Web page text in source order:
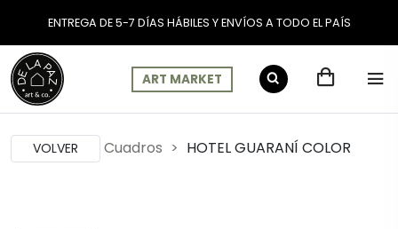
ENTREGA DE 5-7 DÍAS HÁBILES Y ENVÍOS A TODO EL PAÍS
ART MARKET
VOLVER Cuadros HOTEL GUARANÍ COLOR